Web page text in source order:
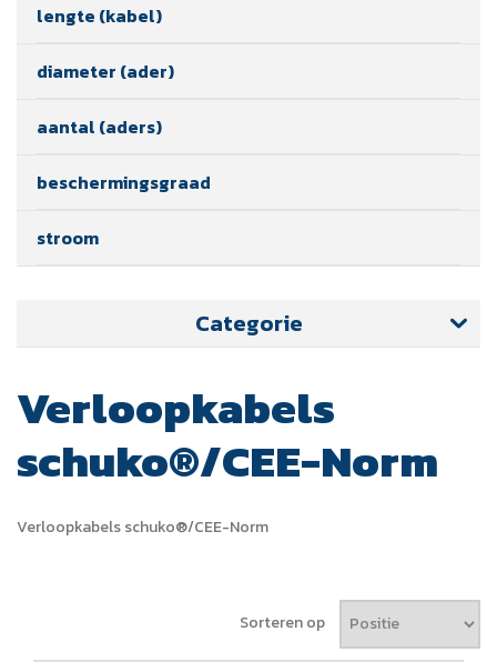
lengte (kabel)
diameter (ader)
aantal (aders)
beschermingsgraad
stroom
Categorie
Verloopkabels
schuko®/CEE-Norm
Verloopkabels schuko®/CEE-Norm
Sorteren op